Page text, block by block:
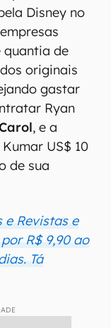
Disney no
quantia de
originais
gastar
Ryan
, e a
US$ 10
de sua
e Revistas e
R$ 9,90 ao
Tá